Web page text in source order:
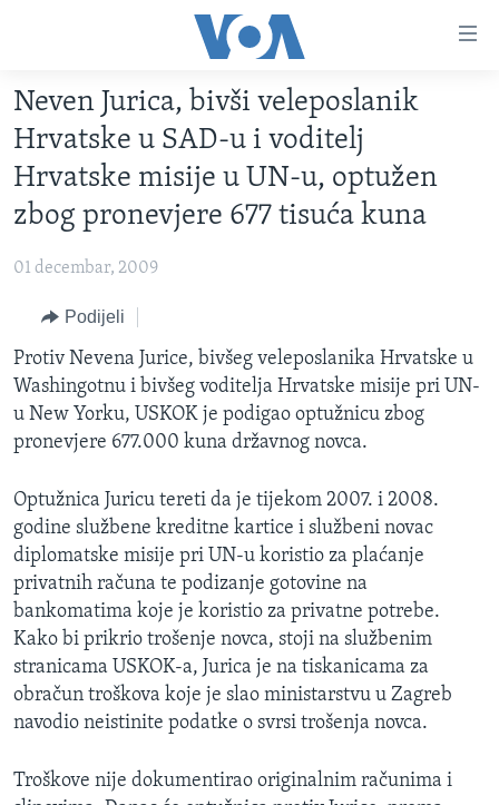
glavni
sadržaj
Pređi
na
glavnu
Idi
pretragu
TV PROGRAM
FOTOGRAFIJE DANA
VIJESTI
SJEDINJENE AMERIČKE DRŽAVE
BOSNA I HERCEGOVINA
SVIJET
NAUKA I TEHNOLOGIJA
SPECIJALNI PROJEKTI
KORUPCIJA
SLOBODA MEDIJA
ŽENSKA STRANA
MAGAZIN
O GLASU AMERIKE
Learning English
PRATITE NAS
Jezici
Neven Jurica, bivši veleposlanik
Hrvatske u SAD-u i voditelj
Hrvatske misije u UN-u, optužen
zbog pronevjere 677 tisuća kuna
01 decembar, 2009
Podijeli
Protiv Nevena Jurice, bivšeg veleposlanika Hrvatske u
Washingotnu i bivšeg voditelja Hrvatske misije pri UN-
u New Yorku, USKOK je podigao optužnicu zbog
pronevjere 677.000 kuna državnog novca.
Optužnica Juricu tereti da je tijekom 2007. i 2008.
godine službene kreditne kartice i službeni novac
diplomatske misije pri UN-u koristio za plaćanje
privatnih računa te podizanje gotovine na
bankomatima koje je koristio za privatne potrebe.
Kako bi prikrio trošenje novca, stoji na službenim
stranicama USKOK-a, Jurica je na tiskanicama za
obračun troškova koje je slao ministarstvu u Zagreb
navodio neistinite podatke o svrsi trošenja novca.
Troškove nije dokumentirao originalnim računima i